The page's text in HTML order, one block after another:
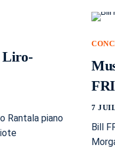
Liro-
Rantala piano
7
Bill